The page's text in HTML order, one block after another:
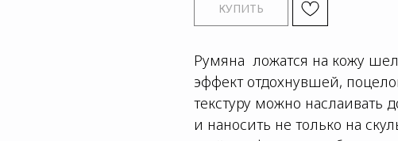
КУПИТЬ
Румяна ложатся на кожу
эффект отдохнувшей,
текстуру можно наслаивать
и наносить не только на